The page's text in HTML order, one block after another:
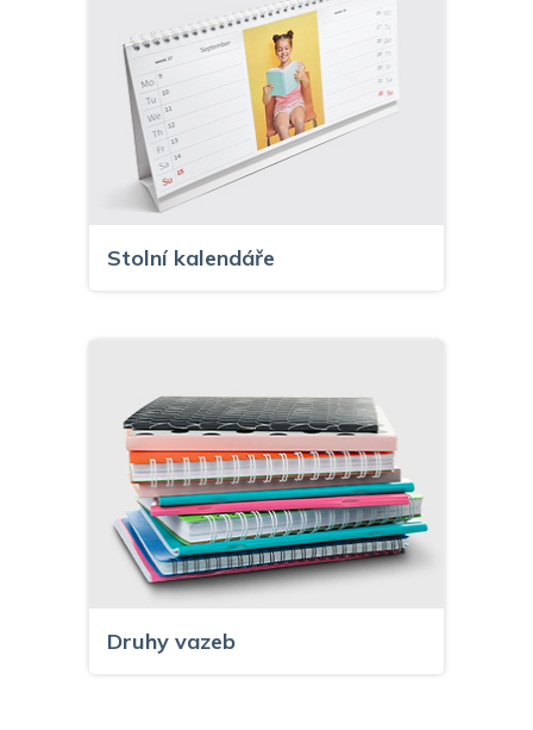
Stolní kalendáře
Druhy vazeb